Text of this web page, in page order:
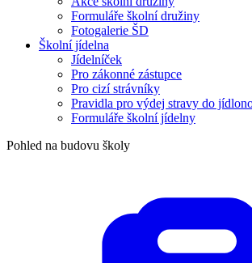
Formuláře školní družiny
Fotogalerie ŠD
Školní jídelna
Jídelníček
Pro zákonné zástupce
Pro cizí strávníky
Pravidla pro výdej stravy do
Formuláře školní jídelny
Pohled na budovu školy